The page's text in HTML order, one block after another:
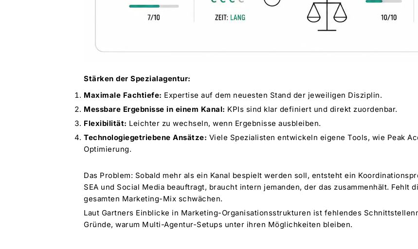
Stärken der Spezialagentur:
Maximale Fachtiefe: Expertise auf dem neuesten Stand der jeweiligen Disziplin.
Messbare Ergebnisse in einem Kanal: KPIs sind klar definiert und direkt zuordenbar.
Flexibilität: Leichter zu wechseln, wenn Ergebnisse ausbleiben.
Technologiegetriebene Ansätze: Viele Spezialisten entwickeln eigene Tools, wie Peak
Optimierung.
Das Problem: Sobald mehr als ein Kanal bespielt werden soll, entsteht ein
SEA und Social Media beauftragt, braucht intern jemanden, der das zusammenhält. Fehlt
gesamten Marketing-Mix schwächen.
Laut Gartners Einblicke in Marketing-Organisationsstrukturen ist fehlendes
Gründe, warum Multi-Agentur-Setups unter ihren Möglichkeiten bleiben.